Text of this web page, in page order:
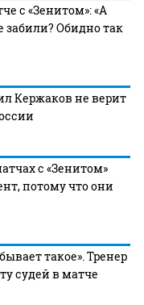
с «Зенитом»: «А
Обидно так
Кержаков не верит
с «Зенитом»
потому что они
такое». Тренер
судей в матче